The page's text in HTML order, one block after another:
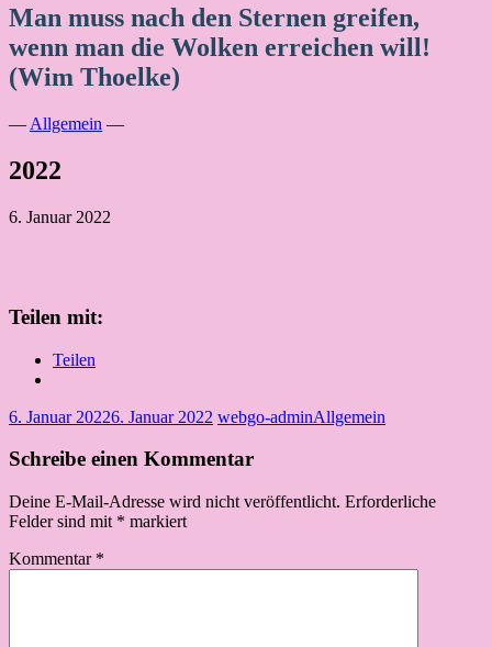
Man muss nach den Sternen greifen,
wenn man die Wolken erreichen will!
(Wim Thoelke)
— Allgemein —
2022
6. Januar 2022
Teilen mit:
Teilen
6. Januar 20226. Januar 2022 webgo-adminAllgemein
Schreibe einen Kommentar
Deine E-Mail-Adresse wird nicht veröffentlicht. Erforderliche
Felder sind mit * markiert
Kommentar *